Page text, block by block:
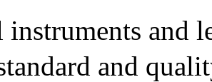
instruments and
and